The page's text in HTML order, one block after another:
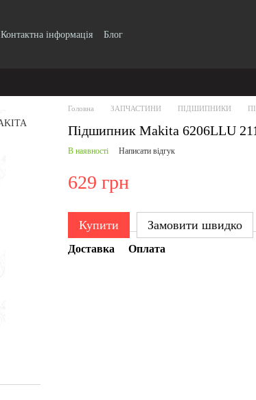
Контактна інформація Блог
Головна ЗАПЧАСТИНИ ПІДШИПНИКИ
Підшипник Makita 6206LLU
В наявності Написати відгук
629 грн
Купити Замовити швидко
Доставка Оплата